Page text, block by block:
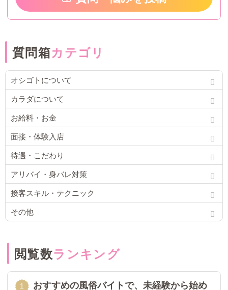
質問箱カテゴリ
オシゴトについて
カラダについて
お給料・お金
面接・体験入店
待遇・こだわり
アリバイ・身バレ対策
接客スキル・テクニック
その他
閲覧数ランキング
おすすめの風俗バイトで、未経験から始め